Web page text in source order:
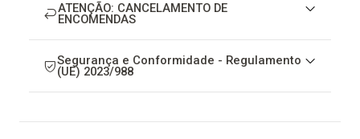
ATENÇÃO: CANCELAMENTO DE
ENCOMENDAS
Segurança e Conformidade - Regulamento
(UE) 2023/988